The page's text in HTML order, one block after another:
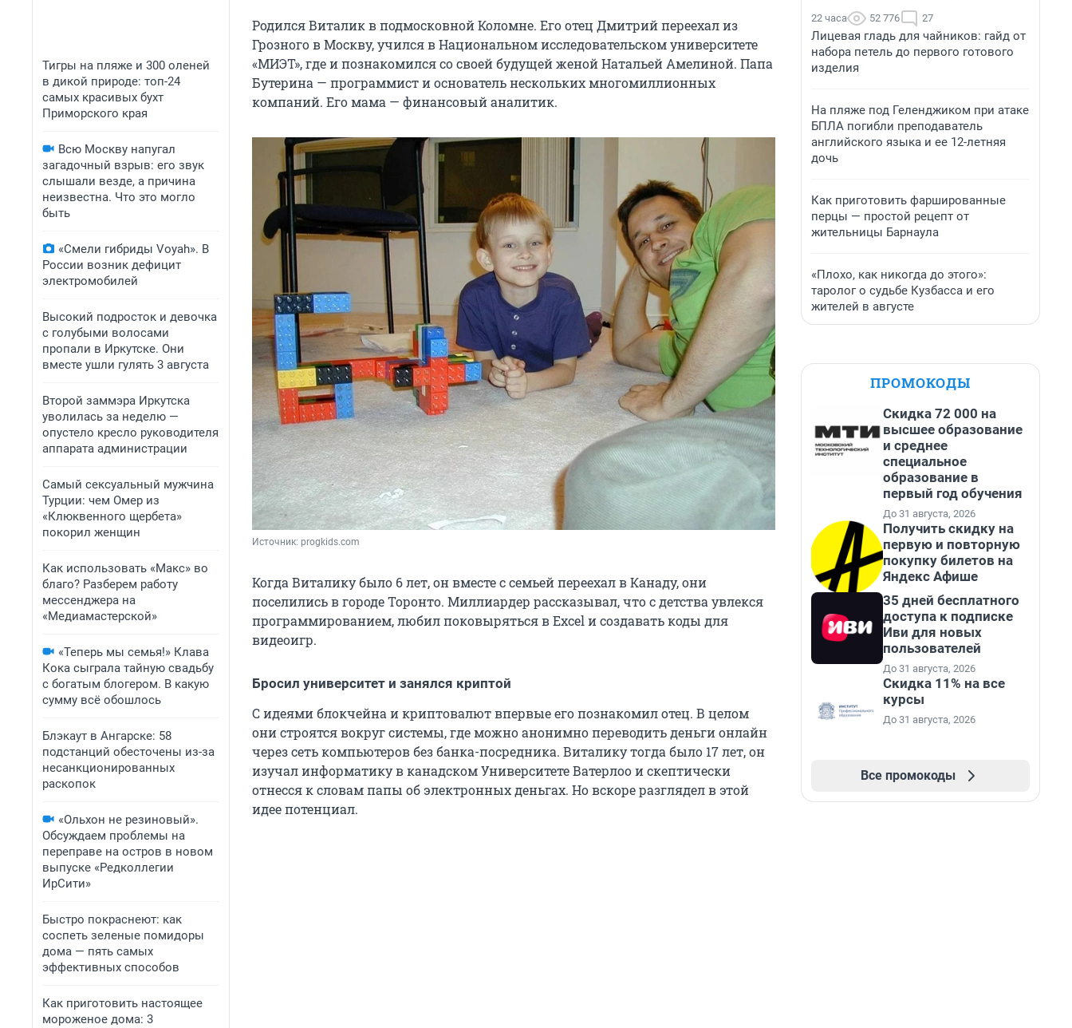
Тигры на пляже и 300 оленей
в дикой природе: топ-24
самых красивых бухт
Приморского края
Всю Москву напугал
загадочный взрыв: его звук
слышали везде, а причина
неизвестна. Что это могло
быть
«Смели гибриды Voyah». В
России возник дефицит
электромобилей
Высокий подросток и девочка
с голубыми волосами
пропали в Иркутске. Они
вместе ушли гулять 3 августа
Второй заммэра Иркутска
уволилась за неделю —
опустело кресло руководителя
аппарата администрации
Самый сексуальный мужчина
Турции: чем Омер из
«Клюквенного щербета»
покорил женщин
Как использовать «Макс» во
благо? Разберем работу
мессенджера на
«Медиамастерской»
«Теперь мы семья!» Клава
Кока сыграла тайную свадьбу
с богатым блогером. В какую
сумму всё обошлось
Блэкаут в Ангарске: 58
подстанций обесточены из-за
несанкционированных
раскопок
«Ольхон не резиновый».
Обсуждаем проблемы на
переправе на остров в новом
выпуске «Редколлегии
ИрСити»
Быстро покраснеют: как
соспеть зеленые помидоры
дома — пять самых
эффективных способов
Как приготовить настоящее
мороженое дома: 3
Родился Виталик в подмосковной Коломне. Его отец Дмитрий переехал из
Грозного в Москву, учился в Национальном исследовательском университете
«МИЭТ», где и познакомился со своей будущей женой Натальей Амелиной. Папа
Бутерина — программист и основатель нескольких многомиллионных
компаний. Его мама — финансовый аналитик.
Источник: progkids.com
Когда Виталику было 6 лет, он вместе с семьей переехал в Канаду, они
поселились в городе Торонто. Миллиардер рассказывал, что с детства увлекся
программированием, любил поковыряться в Excel и создавать коды для
видеоигр.
Бросил университет и занялся криптой
С идеями блокчейна и криптовалют впервые его познакомил отец. В целом
они строятся вокруг системы, где можно анонимно переводить деньги онлайн
через сеть компьютеров без банка-посредника. Виталику тогда было 17 лет, он
изучал информатику в канадском Университете Ватерлоо и скептически
отнесся к словам папы об электронных деньгах. Но вскоре разглядел в этой
идее потенциал.
22 часа 52 776 27
Лицевая гладь для чайников: гайд от
набора петель до первого готового
изделия
На пляже под Геленджиком при атаке
БПЛА погибли преподаватель
английского языка и ее 12-летняя
дочь
Как приготовить фаршированные
перцы — простой рецепт от
жительницы Барнаула
«Плохо, как никогда до этого»:
таролог о судьбе Кузбасса и его
жителей в августе
ПРОМОКОДЫ
Скидка 72 000 на
высшее образование
и среднее
специальное
образование в
первый год обучения
До 31 августа, 2026
Получить скидку на
первую и повторную
покупку билетов на
Яндекс Афише
35 дней бесплатного
доступа к подписке
Иви для новых
пользователей
До 31 августа, 2026
Скидка 11% на все
курсы
До 31 августа, 2026
Все промокоды